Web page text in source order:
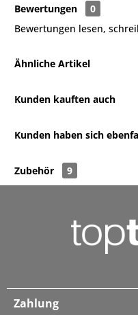
Bewertungen
0
Bewertungen lesen,
Ähnliche Artikel
Kunden kauften auch
Kunden haben sich
Zubehör 9
Zahlung